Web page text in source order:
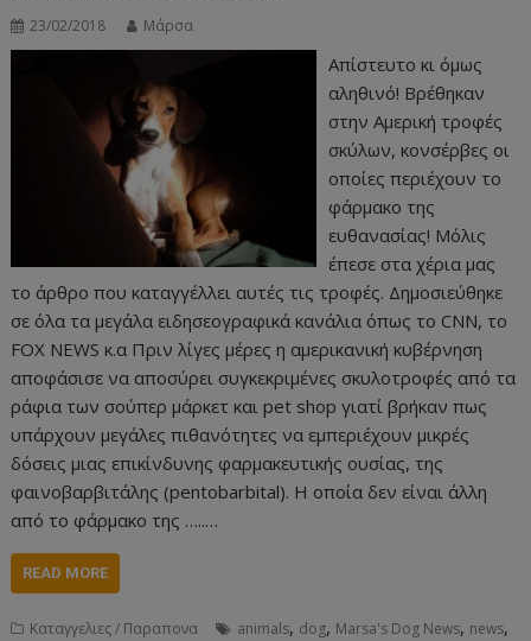
23/02/2018 Μάρσα
Απίστευτο κι όμως
αληθινό! Βρέθηκαν
στην Αμερική τροφές
σκύλων, κονσέρβες οι
οποίες περιέχουν το
φάρμακο της
ευθανασίας! Μόλις
έπεσε στα χέρια μας
το άρθρο που καταγγέλλει αυτές τις τροφές. Δημοσιεύθηκε
σε όλα τα μεγάλα ειδησεογραφικά κανάλια όπως το CNN, το
FOX NEWS κ.α Πριν λίγες μέρες η αμερικανική κυβέρνηση
αποφάσισε να αποσύρει συγκεκριμένες σκυλοτροφές από τα
ράφια των σούπερ μάρκετ και pet shop γιατί βρήκαν πως
υπάρχουν μεγάλες πιθανότητες να εμπεριέχουν μικρές
δόσεις μιας επικίνδυνης φαρμακευτικής ουσίας, της
φαινοβαρβιτάλης (pentobarbital). Η οποία δεν είναι άλλη
από το φάρμακο της …..…
READ MORE
Καταγγελιες / Παραπονα animals, dog, Marsa's Dog News, news,